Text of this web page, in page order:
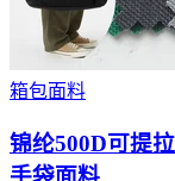
箱包面料
锦纶500D可提